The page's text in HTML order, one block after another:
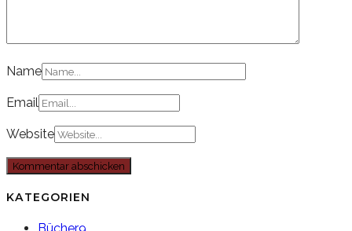
Name
Email
Website
KATEGORIEN